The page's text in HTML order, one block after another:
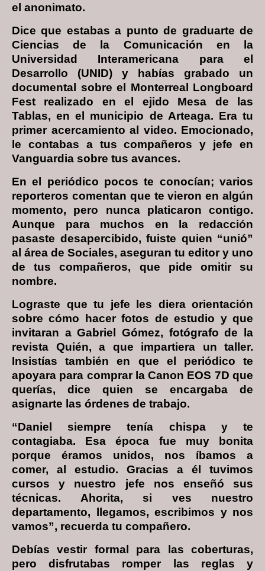
el anonimato.
Dice que estabas a punto de graduarte de
Ciencias de la Comunicación en la
Universidad Interamericana para el
Desarrollo (UNID) y habías grabado un
documental sobre el Monterreal Longboard
Fest realizado en el ejido Mesa de las
Tablas, en el municipio de Arteaga. Era tu
primer acercamiento al video. Emocionado,
le contabas a tus compañeros y jefe en
Vanguardia sobre tus avances.
En el periódico pocos te conocían; varios
reporteros comentan que te vieron en algún
momento, pero nunca platicaron contigo.
Aunque para muchos en la redacción
pasaste desapercibido, fuiste quien “unió”
al área de Sociales, aseguran tu editor y uno
de tus compañeros, que pide omitir su
nombre.
Lograste que tu jefe les diera orientación
sobre cómo hacer fotos de estudio y que
invitaran a Gabriel Gómez, fotógrafo de la
revista Quién, a que impartiera un taller.
Insistías también en que el periódico te
apoyara para comprar la Canon EOS 7D que
querías, dice quien se encargaba de
asignarte las órdenes de trabajo.
“Daniel siempre tenía chispa y te
contagiaba. Esa época fue muy bonita
porque éramos unidos, nos íbamos a
comer, al estudio. Gracias a él tuvimos
cursos y nuestro jefe nos enseñó sus
técnicas. Ahorita, si ves nuestro
departamento, llegamos, escribimos y nos
vamos”, recuerda tu compañero.
Debías vestir formal para las coberturas,
pero disfrutabas romper las reglas y